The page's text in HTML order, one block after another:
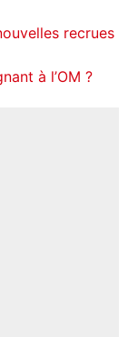
recrues
à l’OM ?